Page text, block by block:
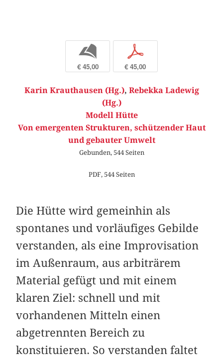
b
€ 45,00
p
€ 45,00
Karin Krauthausen (Hg.), Rebekka Ladewig
(Hg.)
Modell Hütte
Von emergenten Strukturen, schützender Haut
und gebauter Umwelt
Gebunden, 544 Seiten
PDF, 544 Seiten
Die Hütte wird gemeinhin als
spontanes und vorläufiges Gebilde
verstanden, als eine Improvisation
im Außenraum, aus arbiträrem
Material gefügt und mit einem
klaren Ziel: schnell und mit
vorhandenen Mitteln einen
abgetrennten Bereich zu
konstituieren. So verstanden faltet